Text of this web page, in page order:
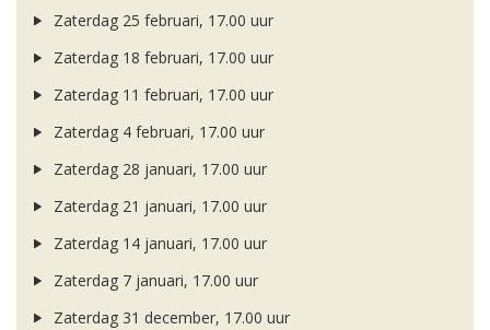
Zaterdag 25 februari, 17.00 uur
Zaterdag 18 februari, 17.00 uur
Zaterdag 11 februari, 17.00 uur
Zaterdag 4 februari, 17.00 uur
Zaterdag 28 januari, 17.00 uur
Zaterdag 21 januari, 17.00 uur
Zaterdag 14 januari, 17.00 uur
Zaterdag 7 januari, 17.00 uur
Zaterdag 31 december, 17.00 uur